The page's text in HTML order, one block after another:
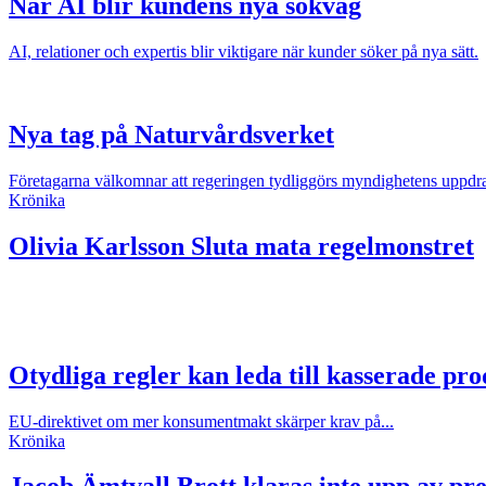
AI, relationer och expertis blir viktigare när kunder söker på nya sätt.
Nya tag på Naturvårdsverket
Företagarna välkomnar att regeringen tydliggörs myndighetens
Krönika
Olivia Karlsson Sluta mata regelmonstret
Otydliga regler kan leda till kasserade
EU-direktivet om mer konsumentmakt skärper krav på...
Krönika